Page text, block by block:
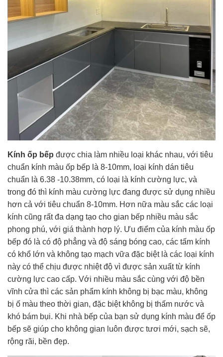
Kính ốp bếp được chia làm nhiều loại khác nhau, với tiêu
chuẩn kính màu ốp bếp là 8-10mm, loại kính dán tiêu
chuẩn là 6.38 -10.38mm, có loại là kính cường lực, và
trong đó thì kính màu cường lực đang được sử dụng nhiều
hơn cả với tiêu chuẩn 8-10mm. Hơn nữa màu sắc các loại
kính cũng rất đa dạng tạo cho gian bếp nhiều màu sắc
phong phú, với giá thành hợp lý. Ưu điểm của kính màu ốp
bếp đó là có độ phẳng và độ sáng bóng cao, các tấm kính
có khổ lớn và không tạo mạch vữa đặc biệt là các loại kính
này có thể chịu được nhiệt độ vì được sản xuất từ kính
cường lực cao cấp. Với nhiều màu sắc cùng với độ bền
vĩnh cửa thì các sản phẩm kính không bị bạc màu, không
bị ố màu theo thời gian, đặc biệt không bị thấm nước và
khó bám bụi. Khi nhà bếp của bạn sử dụng kính màu để ốp
bếp sẽ giúp cho không gian luôn được tươi mới, sạch sẽ,
rộng rãi, bền đẹp.